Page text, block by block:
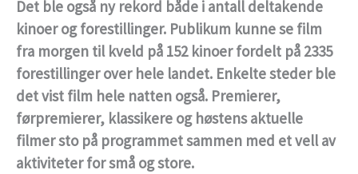
Det ble også ny rekord både i antall deltakende
kinoer og forestillinger. Publikum kunne se film
fra morgen til kveld på 152 kinoer fordelt på 2335
forestillinger over hele landet. Enkelte steder ble
det vist film hele natten også. Premierer,
førpremierer, klassikere og høstens aktuelle
filmer sto på programmet sammen med et vell av
aktiviteter for små og store.